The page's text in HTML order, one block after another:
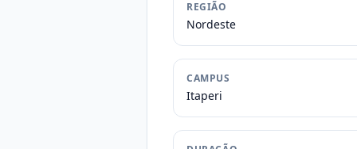
REGIÃO
Nordeste
CAMPUS
Itaperi